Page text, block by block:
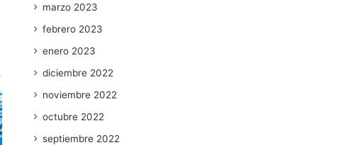
marzo 2023
febrero 2023
enero 2023
diciembre 2022
noviembre 2022
octubre 2022
septiembre 2022